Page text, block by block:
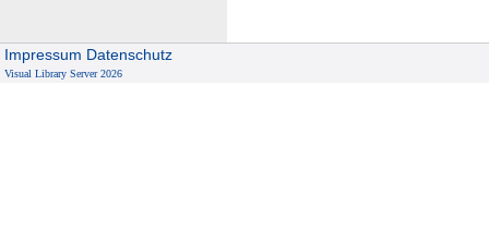
Impressum Datenschutz
Visual Library Server 2026